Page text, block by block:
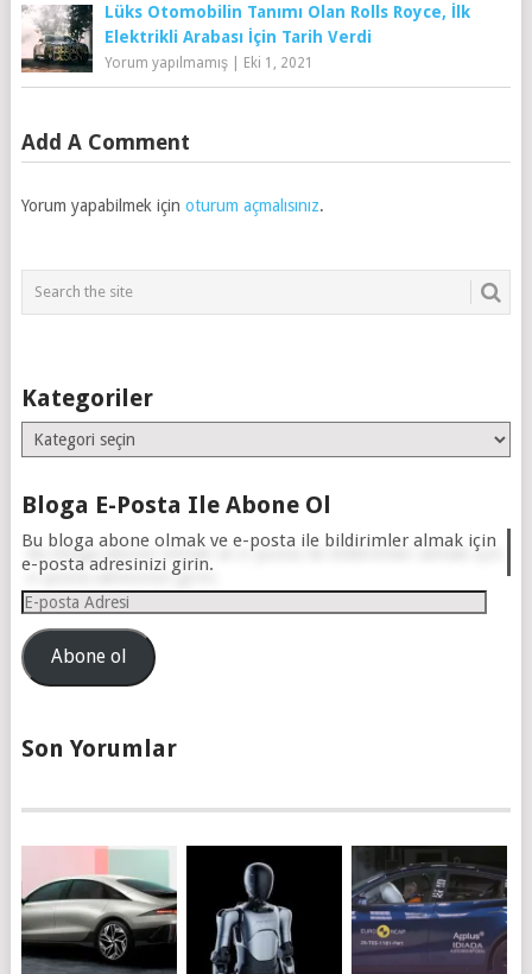
Lüks Otomobilin Tanımı Olan Rolls Royce, İlk
Elektrikli Arabası İçin Tarih Verdi
Yorum yapılmamış| Eki 1, 2021
Add A Comment
Yorum yapabilmek için oturum açmalısınız.
Kategoriler
Kategoriler
Bloga E-Posta Ile Abone Ol
Bu bloga abone olmak ve e-posta ile bildirimler almak için
e-posta adresinizi girin.
E-
posta
AdresiAbone ol
Son Yorumlar